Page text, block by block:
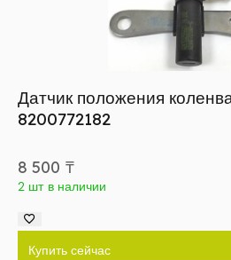
Датчик положения
8200772182
8 500 ₸
2 шт в наличии
Купить сейчас